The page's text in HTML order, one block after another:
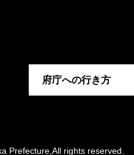
府庁への行き方
Prefecture,All rights reserved.